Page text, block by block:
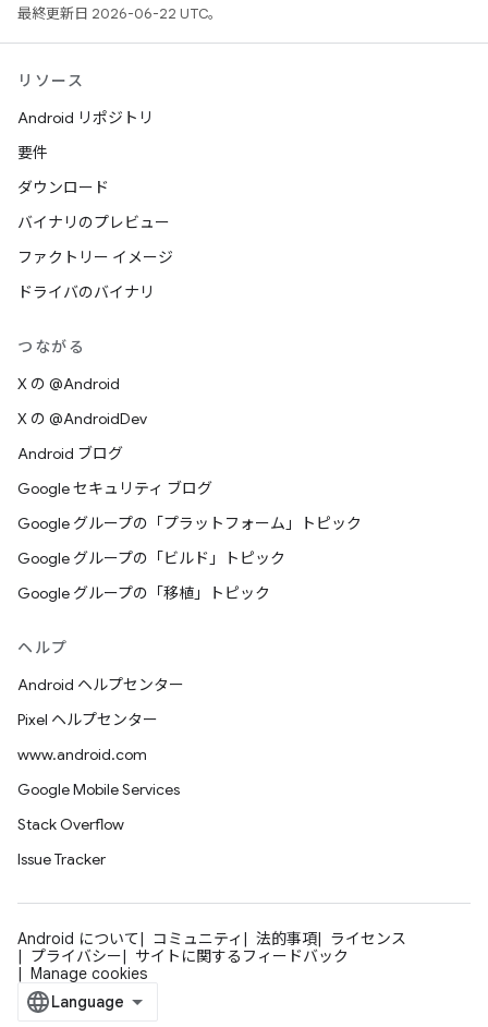
最終更新日 2026-06-22 UTC。
リソース
Android リポジトリ
要件
ダウンロード
バイナリのプレビュー
ファクトリー イメージ
ドライバのバイナリ
つながる
X の @Android
X の @AndroidDev
Android ブログ
Google セキュリティ ブログ
Google グループの「プラットフォーム」トピック
Google グループの「ビルド」トピック
Google グループの「移植」トピック
ヘルプ
Android ヘルプセンター
Pixel ヘルプセンター
www.android.com
Google Mobile Services
Stack Overflow
Issue Tracker
Android について コミュニティ 法的事項
ライセンス
プライバシー
サイトに関するフィードバック
Manage cookies